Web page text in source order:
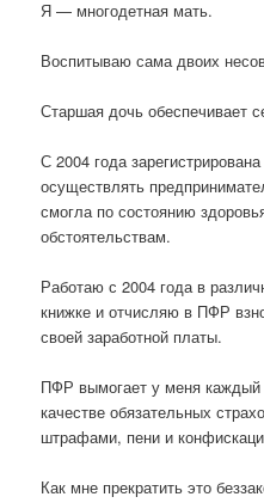
Я — многодетная мать.
Воспитываю сама двоих
Старшая дочь обеспечивает
С 2004 года
осуществлять
смогла по состоянию
обстоятельствам.
Работаю с 2004 года в
книжке и отчисляю в ПФР
своей заработной платы.
ПФР вымогает у меня
качестве обязательных
штрафами, пени и
Как мне прекратить это